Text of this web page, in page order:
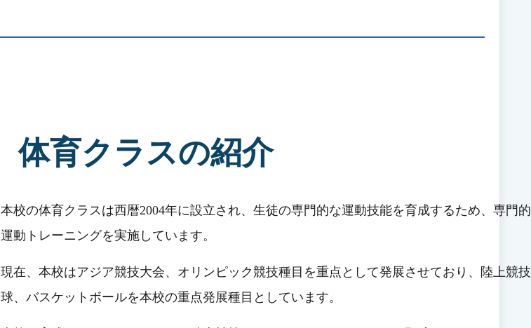
体育クラスの紹介
本校の体育クラスは西暦2004年に設立され、生徒の専門的な運動技能を育成するため、専門
運動トレーニングを実施しています。
現在、本校はアジア競技大会、オリンピック競技種目を重点として発展させており、陸上競
球、バスケットボールを本校の重点発展種目としています。